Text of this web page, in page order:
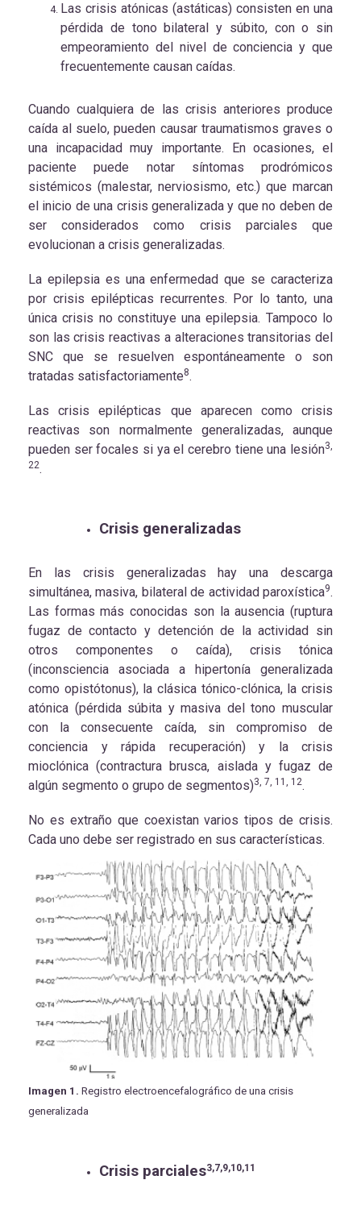
Las crisis atónicas (astáticas) consisten en una
pérdida de tono bilateral y súbito, con o sin
empeoramiento del nivel de conciencia y que
frecuentemente causan caídas.
Cuando cualquiera de las crisis anteriores produce
caída al suelo, pueden causar traumatismos graves o
una incapacidad muy importante. En ocasiones, el
paciente puede notar síntomas prodrómicos
sistémicos (malestar, nerviosismo, etc.) que marcan
el inicio de una crisis generalizada y que no deben de
ser considerados como crisis parciales que
evolucionan a crisis generalizadas.
La epilepsia es una enfermedad que se caracteriza
por crisis epilépticas recurrentes. Por lo tanto, una
única crisis no constituye una epilepsia. Tampoco lo
son las crisis reactivas a alteraciones transitorias del
SNC que se resuelven espontáneamente o son
tratadas satisfactoriamente8.
Las crisis epilépticas que aparecen como crisis
reactivas son normalmente generalizadas, aunque
pueden ser focales si ya el cerebro tiene una lesión3,
22.
Crisis generalizadas
En las crisis generalizadas hay una descarga
simultánea, masiva, bilateral de actividad paroxística9.
Las formas más conocidas son la ausencia (ruptura
fugaz de contacto y detención de la actividad sin
otros componentes o caída), crisis tónica
(inconsciencia asociada a hipertonía generalizada
como opistótonus), la clásica tónico-clónica, la crisis
atónica (pérdida súbita y masiva del tono muscular
con la consecuente caída, sin compromiso de
conciencia y rápida recuperación) y la crisis
mioclónica (contractura brusca, aislada y fugaz de
algún segmento o grupo de segmentos)3, 7, 11, 12.
No es extraño que coexistan varios tipos de crisis.
Cada uno debe ser registrado en sus características.
Imagen 1. Registro electroencefalográfico de una crisis
generalizada
Crisis parciales3,7,9,10,11